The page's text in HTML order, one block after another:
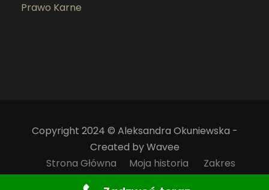
Prawo Karne
Copyright 2024 © Aleksandra Okuniewska -
Created by Wavee
Strona Główna
Moja historia
Zakres